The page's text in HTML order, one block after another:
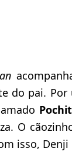
do pai.
O
isso,